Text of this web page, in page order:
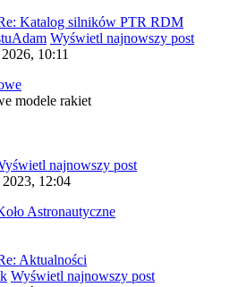
Katalog silników PTR RDM
Wyświetl najnowszy post
10:11
modele rakiet
najnowszy post
2023, 12:04
Astronautyczne
Aktualności
Wyświetl najnowszy post